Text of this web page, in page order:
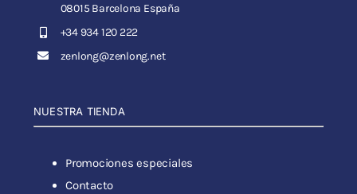
08015 Barcelona España
+34 934 120 222
zenlong@zenlong.net
NUESTRA TIENDA
Promociones especiales
Contacto